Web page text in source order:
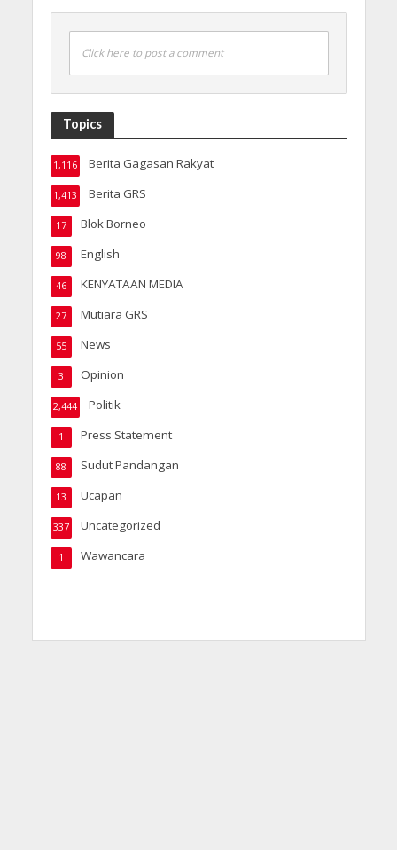
Click here to post a comment
Topics
Berita Gagasan Rakyat
1,116
Berita GRS
1,413
Blok Borneo
17
English
98
KENYATAAN MEDIA
46
Mutiara GRS
27
News
55
Opinion
3
Politik
2,444
Press Statement
1
Sudut Pandangan
88
Ucapan
13
Uncategorized
337
Wawancara
1